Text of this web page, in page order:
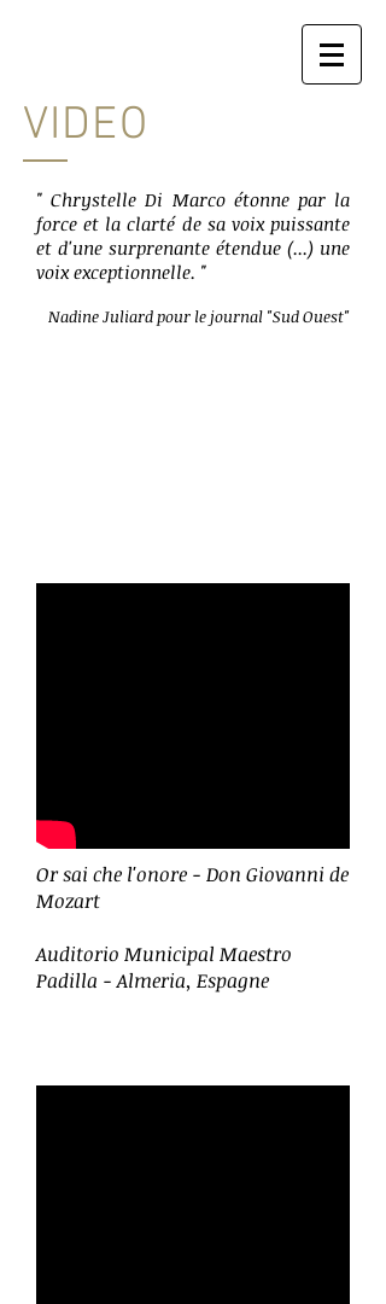
VIDEO
" Chrystelle Di Marco étonne par la
force et la clarté de sa voix puissante
et d'une surprenante étendue (...) une
voix exceptionnelle. "
Nadine Juliard pour le journal "Sud Ouest"
Or sai che l'onore - Don Giovanni de
Mozart
Auditorio Municipal Maestro
Padilla - Almeria, Espagne